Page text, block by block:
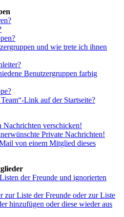
und wie trete ich ihnen
Benutzergruppen farbig
Link auf der Startseite?
Nachrichten verschicken!
Private Nachrichten!
von einem Mitglied dieses
der Freunde und ignorierten
zur Liste der Freunde oder zur Liste
hinzufügen oder diese wieder aus